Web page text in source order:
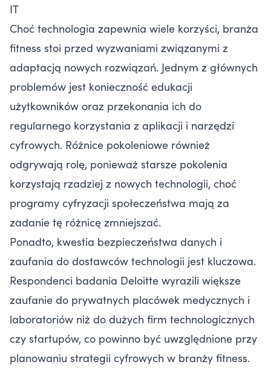
IT
Choć technologia zapewnia wiele korzyści, branża
fitness stoi przed wyzwaniami związanymi z
adaptacją nowych rozwiązań. Jednym z głównych
problemów jest konieczność edukacji
użytkowników oraz przekonania ich do
regularnego korzystania z aplikacji i narzędzi
cyfrowych. Różnice pokoleniowe również
odgrywają rolę, ponieważ starsze pokolenia
korzystają rzadziej z nowych technologii, choć
programy cyfryzacji społeczeństwa mają za
zadanie tę różnicę zmniejszać.
Ponadto, kwestia bezpieczeństwa danych i
zaufania do dostawców technologii jest kluczowa.
Respondenci badania Deloitte wyrazili większe
zaufanie do prywatnych placówek medycznych i
laboratoriów niż do dużych firm technologicznych
czy startupów, co powinno być uwzględnione przy
planowaniu strategii cyfrowych w branży fitness.